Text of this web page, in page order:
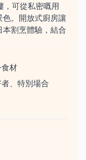
，可從私密嘅用
。開放式廚房讓
割烹體驗，結合
材
、特別場合